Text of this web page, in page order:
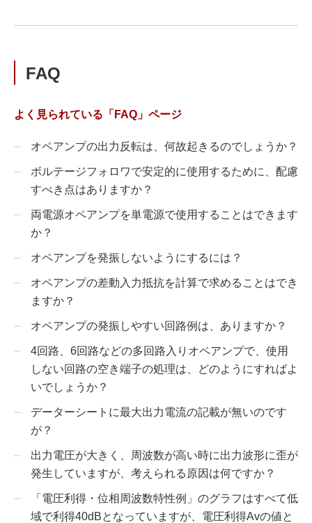
FAQ
よく見られている「FAQ」ページ
オペアンプの出力反転は、何故起きるのでしょうか？
ボルテージフォロワで安定的に使用するために、配慮
すべき点はありますか？
両電源オペアンプを単電源で使用することはできます
か？
オペアンプを発振しないようにするには？
オペアンプの差動入力抵抗を計算で求めることはでき
ますか？
オペアンプの発振しやすい回路例は、ありますか？
4回路、6回路などの多回路入りオペアンプで、使用
しない回路の空き端子の処理は、どのようにすればよ
いでしょうか？
データーシートに最大出力電流の記載が無いのです
が？
出力電圧が大きく、周波数が高い時に出力波形に歪が
発生していますが、考えられる原因は何ですか？
「電圧利得・位相周波数特性例」のグラフはすべて低
域で利得40dBとなっていますが、電圧利得Avの値と